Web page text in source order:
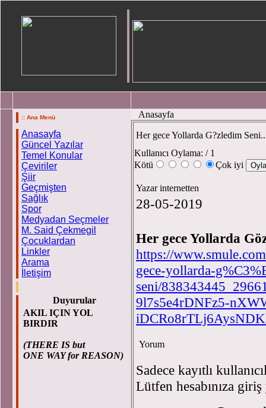
:: Ana Menü
Anasayfa
Güncel Yazılar
Temel Konular
Çeviriler
Şiir
Geçmişten
Sağlık
Spor
Medyadan Seçmeler
M. Said Çekmegil
Çocuklardan
Linkler
Arama
İletişim
Duyurular
AKIL IÇIN YOL
BIRDIR
(THERE IS but
ONE WAY for REASON)
Anasayfa
Her gece Yollarda G?zledim
Kullanıcı Oylama: / 1
Kötü
Çok iyi
Yazar internetten
28-05-2019
Her gece Yollarda
https://
gece-yollarda-
seni/
9l7s5e4rDNFz5-
Yorum
Sadece kayıtlı
Lütfen hesabınıza